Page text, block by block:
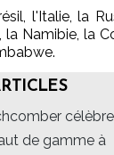
l'Italie, la
la Namibie, la
célèbre
de gamme à